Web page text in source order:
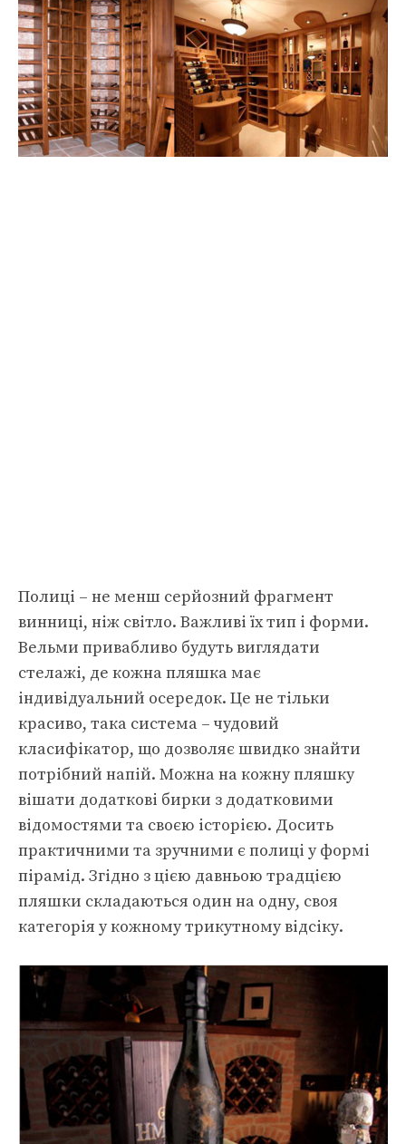
Полиці – не менш серйозний фрагмент
винниці, ніж світло. Важливі їх тип і форми.
Вельми привабливо будуть виглядати
стелажі, де кожна пляшка має
індивідуальний осередок. Це не тільки
красиво, така система – чудовий
класифікатор, що дозволяє швидко знайти
потрібний напій. Можна на кожну пляшку
вішати додаткові бирки з додатковими
відомостями та своєю історією. Досить
практичними та зручними є полиці у формі
пірамід. Згідно з цією давньою традцією
пляшки складаються один на одну, своя
категорія у кожному трикутному відсіку.